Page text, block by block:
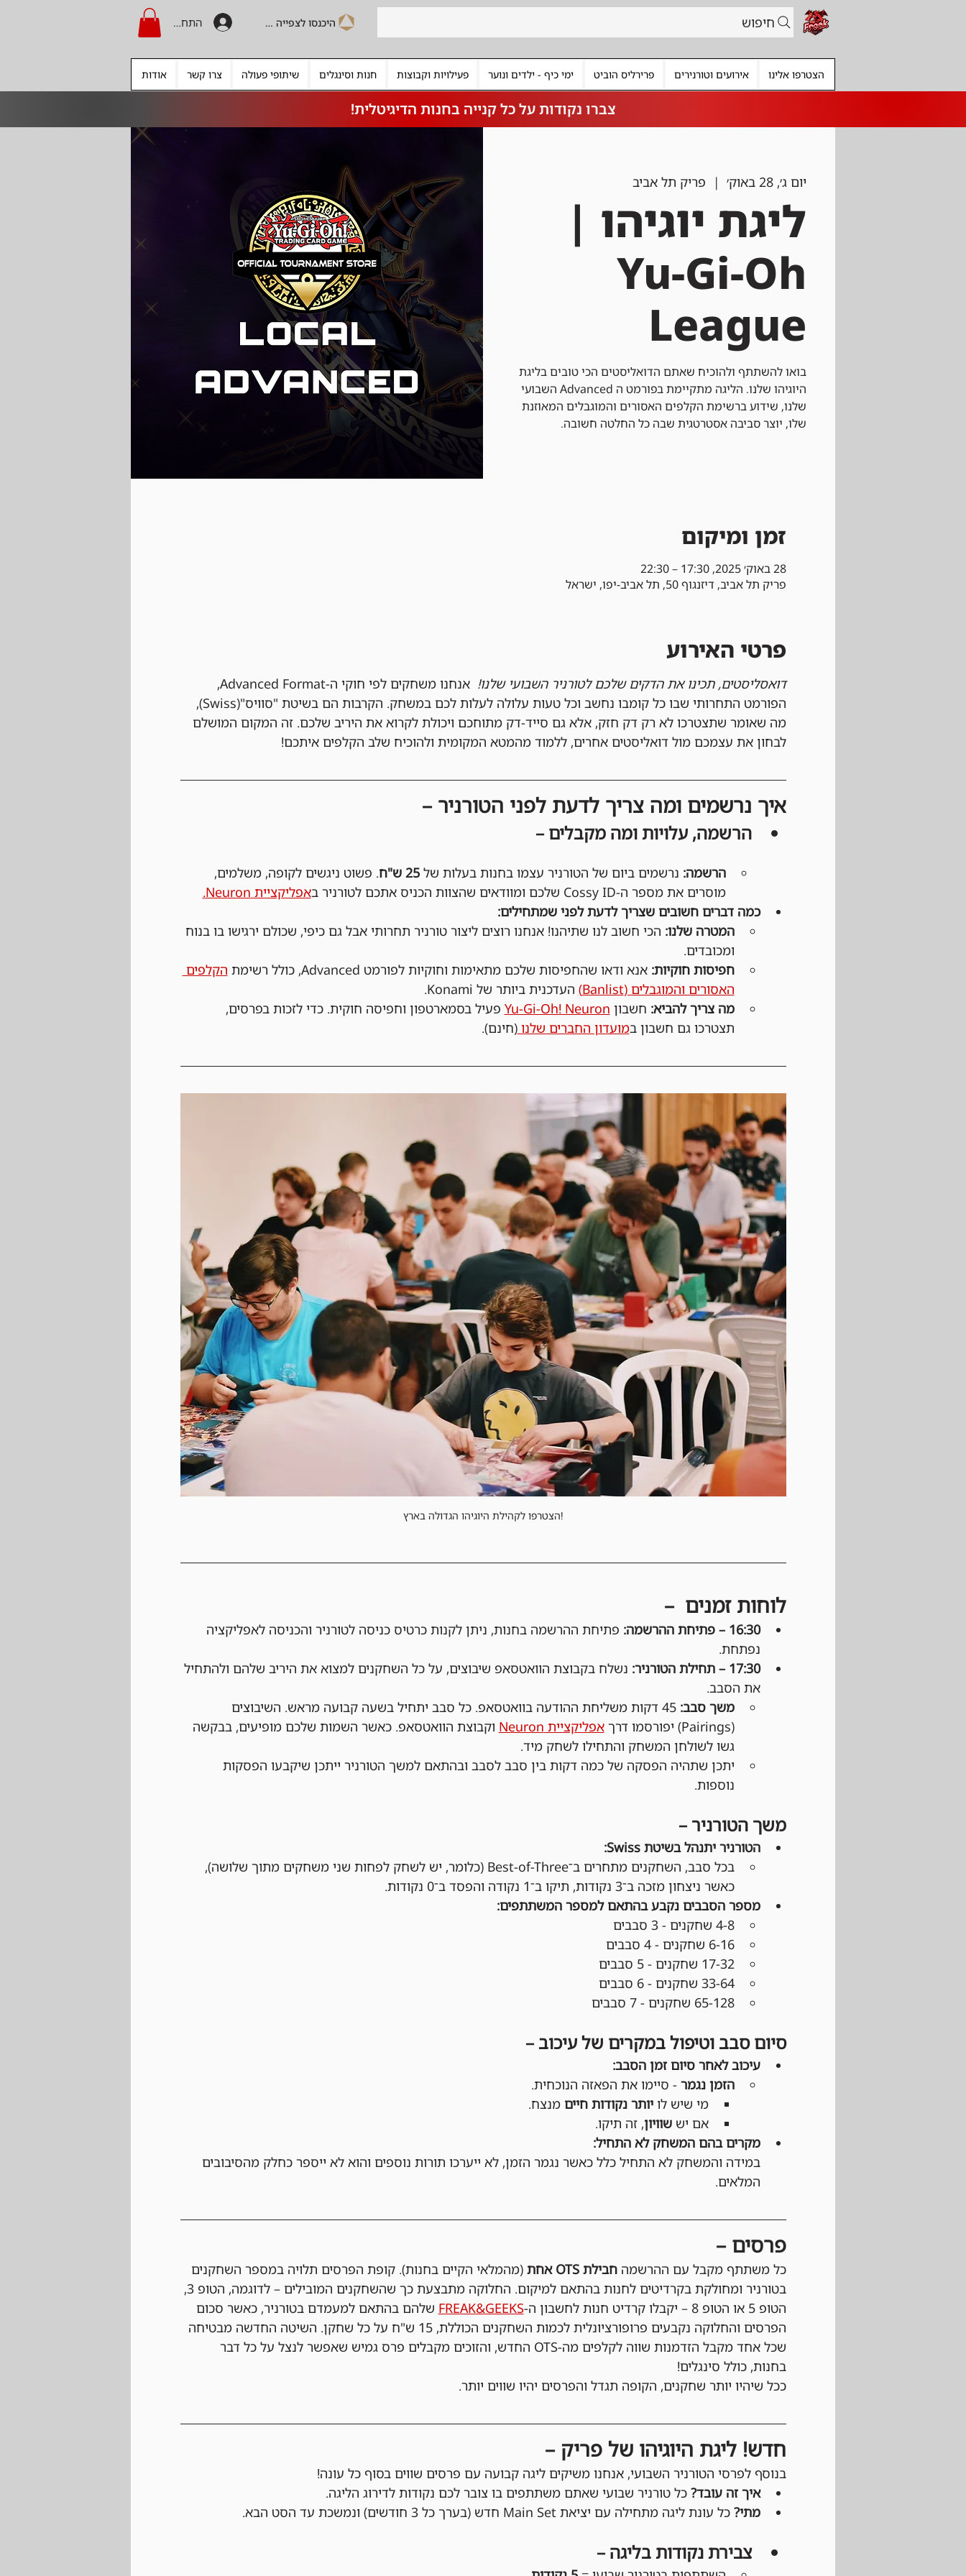
התחברות היכנסו לצפייה בקרדיט חיפוש
הצטרפו אלינו אירועים וטורנירים פרירליס הוביט ימי כיף - ילדים ונוער פעילויות וקבוצות חנות וסינגלים שיתופי פעולה צרו קשר אודות
צברו נקודות על כל קנייה בחנות הדיגיטלית!
יום ג׳, 28 באוק׳
  |
פריק תל אביב
ליגת יוגיהו |
Yu-Gi-Oh
League
בואו להשתתף ולהוכיח שאתם הדואליסטים הכי טובים בליגת
היוגיהו שלנו. הליגה מתקיימת בפורמט ה Advanced השבועי
שלנו, שידוע ברשימת הקלפים האסורים והמוגבלים המאוזנת
שלו, יוצר סביבה אסטרטגית שבה כל החלטה חשובה.
זמן ומיקום
28 באוק׳ 2025, 17:30 – 22:30
פריק תל אביב, דיזנגוף 50, תל אביב-יפו, ישראל
פרטי האירוע
דואסליסטים, תכינו את הדקים שלכם לטורניר השבועי שלנו!
  אנחנו משחקים לפי חוקי ה-Advanced Format,
הפורמט התחרותי שבו כל קומבו נחשב וכל טעות עלולה לעלות לכם במשחק. הקרבות הם בשיטת "סוויס"(Swiss),
מה שאומר שתצטרכו לא רק דק חזק, אלא גם סייד-דק מתוחכם ויכולת לקרוא את היריב שלכם. זה המקום המושלם
לבחון את עצמכם מול דואליסטים אחרים, ללמוד מהמטא המקומית ולהוכיח שלב הקלפים איתכם!
איך נרשמים ומה צריך לדעת לפני הטורניר –
הרשמה, עלויות ומה מקבלים –
הרשמה: נרשמים ביום של הטורניר עצמו בחנות בעלות של 25 ש"ח
. פשוט ניגשים לקופה, משלמים,
מוסרים את מספר ה-Cossy ID שלכם ומוודאים שהצוות הכניס אתכם לטורניר ב
אפליקציית Neuron.
כמה דברים חשובים שצריך לדעת לפני שמתחילים:
המטרה שלנו: הכי חשוב לנו שתיהנו! אנחנו רוצים ליצור טורניר תחרותי אבל גם כיפי, שכולם ירגישו בו בנוח
ומכובדים.
חפיסות חוקיות: אנא ודאו שהחפיסות שלכם מתאימות וחוקיות לפורמט Advanced, כולל רשימת
הקלפים
האסורים והמוגבלים (Banlist)
העדכנית ביותר של Konami.
מה צריך להביא: חשבון Yu-Gi-Oh! Neuron פעיל בסמארטפון וחפיסה חוקית. כדי לזכות בפרסים,
תצטרכו גם חשבון במועדון החברים שלנו (חינם).
הצטרפו לקהילת היוגיהו הגדולה בארץ!
לוחות זמנים  –
16:30 – פתיחת ההרשמה:
פתיחת ההרשמה בחנות, ניתן לקנות כרטיס כניסה לטורניר והכניסה לאפליקציה
נפתחת.
17:30 – תחילת הטורניר:
נשלח בקבוצת הוואטסאפ שיבוצים, על כל השחקנים למצוא את היריב שלהם ולהתחיל
את הסבב.
משך סבב:
45 דקות משליחת ההודעה בוואטסאפ. כל סבב יתחיל בשעה קבועה מראש. השיבוצים
(Pairings) יפורסמו דרך
אפליקציית Neuron
וקבוצת הוואטסאפ. כאשר השמות שלכם מופיעים, בבקשה
גשו לשולחן המשחק והתחילו לשחק מיד.
יתכן שתהיה הפסקה של כמה דקות בין סבב לסבב ובהתאם למשך הטורניר ייתכן שיקבעו הפסקות
נוספות.
משך הטורניר –
הטורניר יתנהל בשיטת Swiss:
בכל סבב, השחקנים מתחרים ב־Best-of-Three (כלומר, יש לשחק לפחות שני משחקים מתוך שלושה),
כאשר ניצחון מזכה ב־3 נקודות, תיקו ב־1 נקודה והפסד ב־0 נקודות.
מספר הסבבים נקבע בהתאם למספר המשתתפים:
4-8 שחקנים - 3 סבבים
6-16 שחקנים - 4 סבבים
17-32 שחקנים - 5 סבבים
33-64 שחקנים - 6 סבבים
65-128 שחקנים - 7 סבבים
סיום סבב וטיפול במקרים של עיכוב –
עיכוב לאחר סיום זמן הסבב:
הזמן נגמר - סיימו את הפאזה הנוכחית.
מי שיש לו יותר נקודות חיים מנצח.
אם יש שוויון, זה תיקו.
מקרים בהם המשחק לא התחיל:
במידה והמשחק לא התחיל כלל כאשר נגמר הזמן, לא ייערכו תורות נוספים והוא לא ייספר כחלק מהסיבובים
המלאים.
פרסים –
כל משתתף מקבל עם ההרשמה חבילת OTS אחת
(מהמלאי הקיים בחנות). קופת הפרסים תלויה במספר השחקנים
בטורניר ומחולקת בקרדיטים לחנות בהתאם למיקום. החלוקה מתבצעת כך שהשחקנים המובילים – לדוגמה, הטופ 3,
הטופ 5 או הטופ 8 – יקבלו קרדיט חנות לחשבון ה-
FREAK&GEEKS שלהם בהתאם למעמדם בטורניר, כאשר סכום
הפרסים והחלוקה נקבעים פרופורציונלית לכמות השחקנים הכוללת, 15 ש"ח על כל שחקן. השיטה החדשה מבטיחה
שכל אחד מקבל הזדמנות שווה לקלפים מה-OTS החדש, והזוכים מקבלים פרס גמיש שאפשר לנצל על כל דבר
בחנות, כולל סינגלים!
ככל שיהיו יותר שחקנים, הקופה תגדל והפרסים יהיו שווים יותר.
חדש! ליגת היוגיהו של פריק –
בנוסף לפרסי הטורניר השבועי, אנחנו משיקים ליגה קבועה עם פרסים שווים בסוף כל עונה!
איך זה עובד? כל טורניר שבועי שאתם משתתפים בו צובר לכם נקודות לדירוג הליגה.
מתי? כל עונת ליגה מתחילה עם יציאת Main Set חדש (בערך כל 3 חודשים) ונמשכת עד הסט הבא.
צבירת נקודות בליגה –